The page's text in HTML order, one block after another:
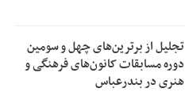
تجلیل از بر‌ترین‌های چهل و سومین
دوره مسابقات کانون‌های فرهنگی و
هنری در بندرعباس